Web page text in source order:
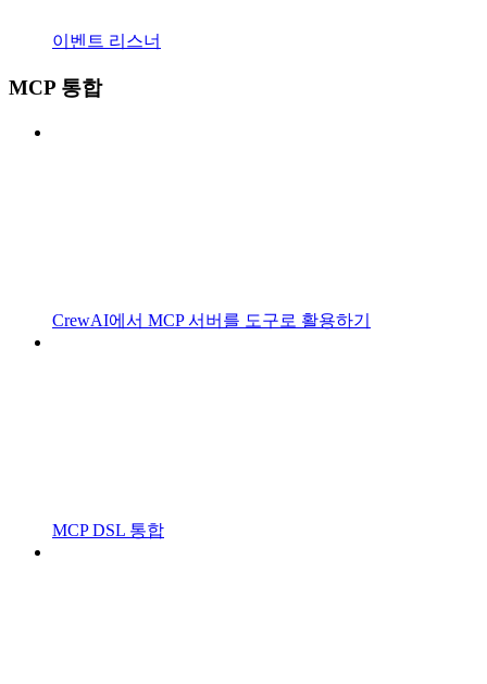
이벤트 리스너
MCP 통합
CrewAI에서 MCP 서버를 도구로 활용하기
MCP DSL 통합